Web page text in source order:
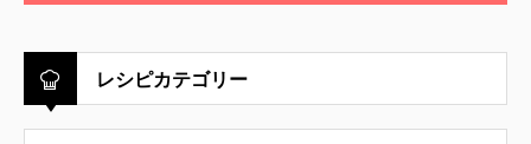
レシピカテゴリー